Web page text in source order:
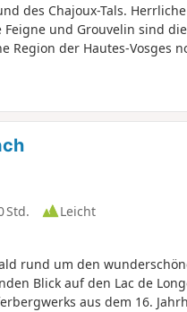
des Chajoux-Tals.
Feigne und Grouvelin sind
Region der Hautes-Vosges
Std.
Leicht
rund um den
Blick auf den Lac de
aus dem 16.